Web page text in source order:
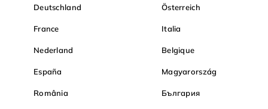
Deutschland Österreich
France Italia
Nederland Belgique
España Magyarország
România България